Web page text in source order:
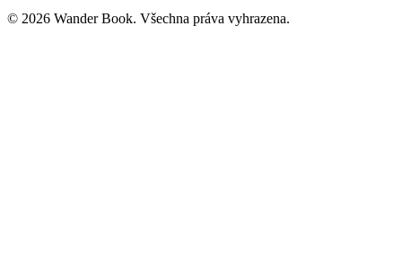
© 2026 Wander Book. Všechna práva vyhrazena.